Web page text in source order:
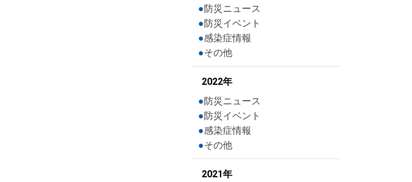
防災ニュース
防災イベント
感染症情報
その他
2022年
防災ニュース
防災イベント
感染症情報
その他
2021年